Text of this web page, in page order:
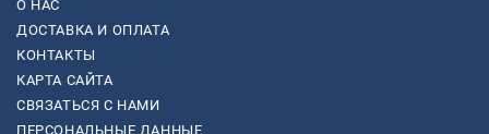
О НАС
ДОСТАВКА И ОПЛАТА
КОНТАКТЫ
КАРТА САЙТА
СВЯЗАТЬСЯ С НАМИ
ПЕРСОНАЛЬНЫЕ ДАННЫЕ